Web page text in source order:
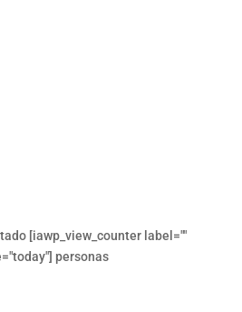
[iawp_view_counter label=""
personas